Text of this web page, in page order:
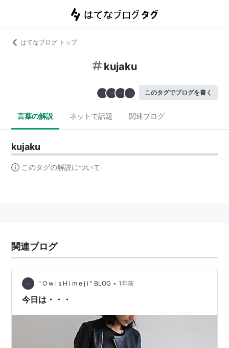
はてなブログ トップ
kujaku
このタグでブログを書く
言葉の解説 ネットで話題 関連ブログ
kujaku
このタグの解説について
関連ブログ
" O w l s H i m e j i " BLOG • 1年前
今日は・・・